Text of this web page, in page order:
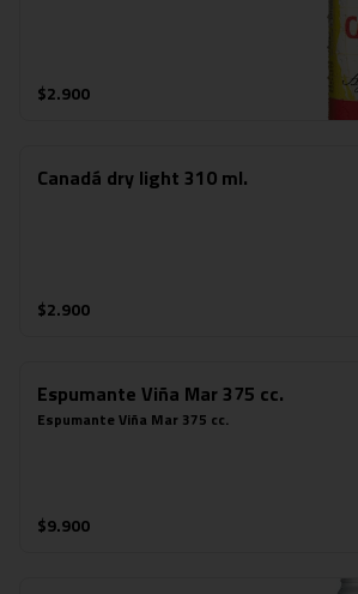
$2.900
Canadá dry light 310 ml.
$2.900
Espumante Viña Mar 375 cc.
Espumante Viña Mar 375 cc.
$9.900